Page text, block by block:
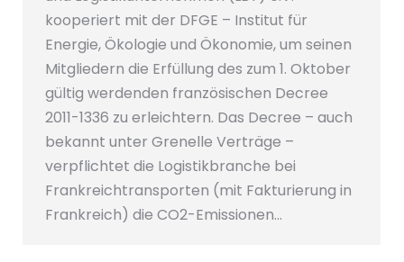
kooperiert mit der DFGE – Institut für
Energie, Ökologie und Ökonomie, um seinen
Mitgliedern die Erfüllung des zum 1. Oktober
gültig werdenden französischen Decree
2011-1336 zu erleichtern. Das Decree – auch
bekannt unter Grenelle Verträge –
verpflichtet die Logistikbranche bei
Frankreichtransporten (mit Fakturierung in
Frankreich) die CO2-Emissionen…